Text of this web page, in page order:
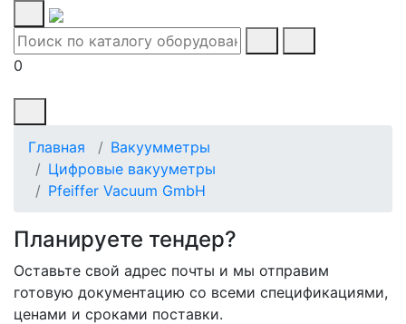
0
Главная
Вакуумметры
Цифровые вакууметры
Pfeiffer Vacuum GmbH
Планируете тендер?
Оставьте свой адрес почты и мы отправим
готовую документацию со всеми спецификациями,
ценами и сроками поставки.